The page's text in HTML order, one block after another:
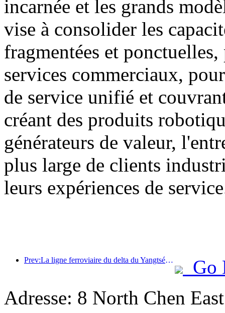
incarnée et les grands
vise à consolider les
fragmentées et ponctuelles,
services commerciaux,
de service unifié et
créant des produits
générateurs de valeur,
plus large de clients
leurs expériences de
Prev:La ligne ferroviaire du delta du Yangtsé a transporté plus de 21,38 millions de passagers pendant les vacances du 1er mai.
Go
Adresse: 8 North Chen